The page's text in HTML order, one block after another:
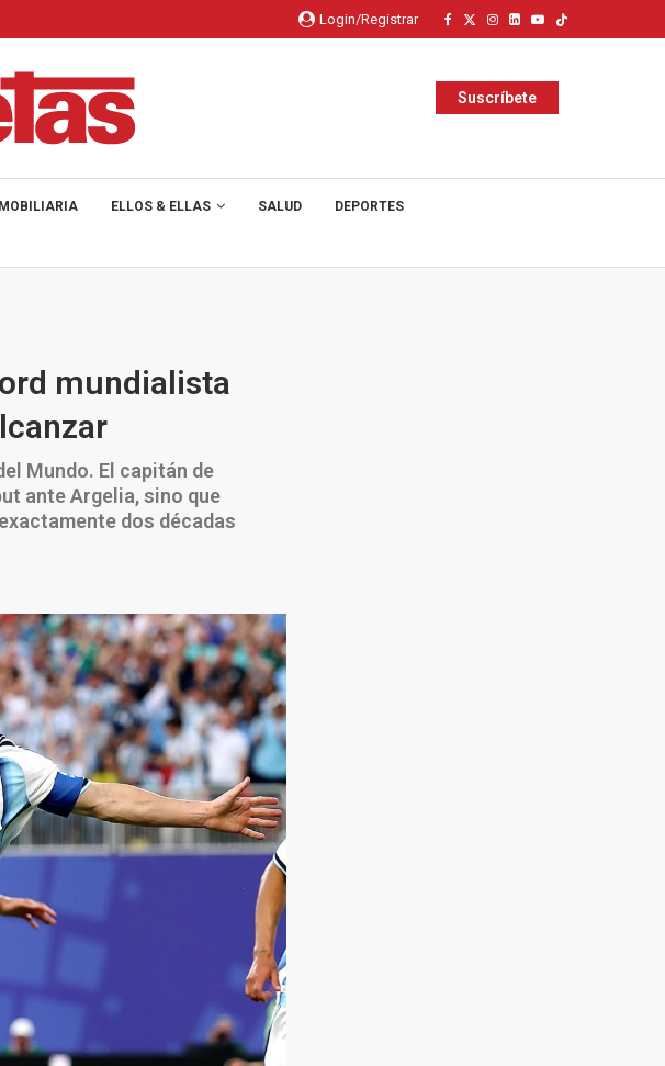
Login/Registrar
Suscríbete
ELLOS & ELLAS SALUD DEPORTES
mundialista
Mundo. El capitán de
ante Argelia, sino que
dos décadas